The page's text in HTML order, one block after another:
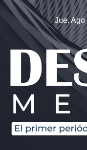
Saltar
contenido
Jue.